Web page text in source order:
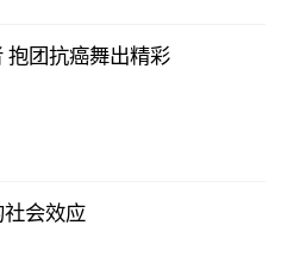
抱团抗癌舞出精彩
会效应